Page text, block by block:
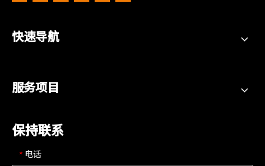
快速导航
服务项目
保持联系
* 电话